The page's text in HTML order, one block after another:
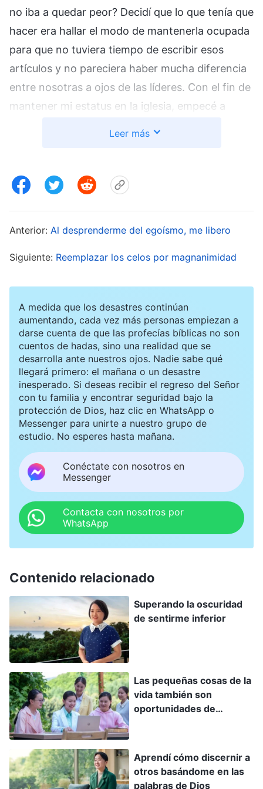
no iba a quedar peor? Decidí que lo que tenía que
hacer era hallar el modo de mantenerla ocupada
para que no tuviera tiempo de escribir esos
artículos y no pareciera haber mucha diferencia
entre nosotras a ojos de las líderes. Con el fin de
mantener mi estatus en la iglesia, empecé a
a recuperar algunas de sus responsabilidades.
artículos. Mejor te mantengo ocupada”. Una
noche la sorprendí escribiendo uno y, en tono
que había algunos nuevos creyentes cuyos
problemas no se habían resuelto. La reprendí
diciéndole que no cumplía con el deber con
atención. Tras la bronca, se limitó a bajar la
cabeza sin decir nada.
Un mes más tarde, una líder de la iglesia
comprobó que a la hermana Wenjing no le iba
muy bien con los grupos de los que era
responsable y que aún había problemas que no
había resuelto, y me preguntó qué pasaba. Pensé
para mis adentros: “La apreciabas mucho, pero
ahora sabes que no logra demasiado en el deber.
¡Ya no la tendrás en tan alta estima!”. No
obstante, para mi sorpresa, ¡insistió en pedirme
ello. “Solamente tienes ojos para la hermana
Wenjing”, pensé. “Tiene más aptitud que yo. Si
sigo ayudándola, acabará sustituyéndome”.
Empecé a poner excusas, pero la líder de la
iglesia descubrió mi estado. Desenmascaró mi
egoísmo y ruindad y me dijo que no defendía la
labor de la casa de Dios. También que la
hermana Wenjing tenía aptitud y valía la pena
formarla, que tenía que hablar con ella y ayudarla
más y que no podía preocuparme
Leer más
Anterior: Al desprenderme del egoísmo, me libero
Siguiente: Reemplazar los celos por magnanimidad
A medida que los desastres continúan
aumentando, cada vez más personas empiezan a
darse cuenta de que las profecías bíblicas no son
cuentos de hadas, sino una realidad que se
desarrolla ante nuestros ojos. Nadie sabe qué
llegará primero: el mañana o un desastre
inesperado. Si deseas recibir el regreso del Señor
con tu familia y encontrar seguridad bajo la
protección de Dios, haz clic en WhatsApp o
Messenger para unirte a nuestro grupo de
estudio. No esperes hasta mañana.
Conéctate con nosotros en
Messenger
Contacta con nosotros por
WhatsApp
Contenido relacionado
Superando la oscuridad
de sentirme inferior
Las pequeñas cosas de la
vida también son
oportunidades de
Aprendí cómo discernir a
otros basándome en las
palabras de Dios